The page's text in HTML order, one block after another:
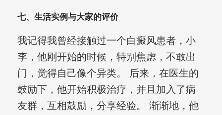
七、生活实例与大家的评价
我记得我曾经接触过一个白癜风患者，小
李，他刚开始的时候，特别焦虑，不敢出
门，觉得自己像个异类。 后来，在医生的
鼓励下，他开始积极治疗，并且加入了病
友群，互相鼓励，分享经验。 渐渐地，他